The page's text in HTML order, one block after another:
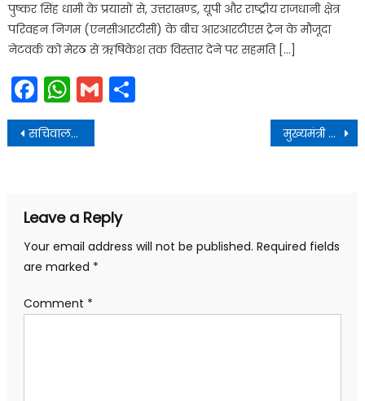
पुष्कर सिंह धामी के प्रयासों से, उत्तराखण्ड, यूपी और राष्ट्रीय राजधानी क्षेत्र
परिवहन निगम (एनसीआरटीसी) के बीच आरआरटीएस ट्रेन के मौजूदा
नेटवर्क को मेरठ से ऋषिकेश तक विस्तार देने पर सहमति […]
Facebook
WhatsApp
Gmail
Post
navigation
सचिवालय में राजपुर रोड विधानसभा क्षेत्र से माननीय विधायक खजान दास ने भेंट की मुख्यमंत्री राहत कोष में योगदान स्वरूप भेंट किया, ताकि आपदा प्रभावित लोगों की मदद की जा सके
Leave a Reply
Your email address will not be published. Required fields
are marked *
Comment *